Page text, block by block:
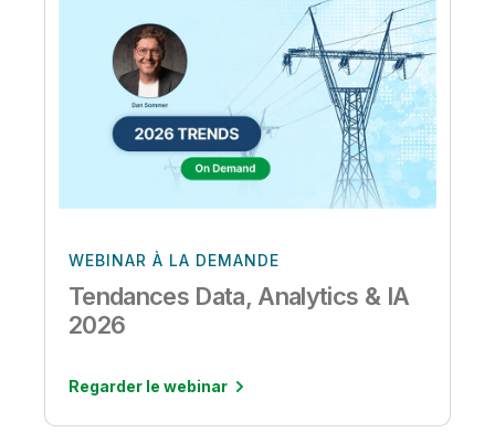
WEBINAR À LA DEMANDE
Tendances Data, Analytics & IA
2026
Regarder le webinar